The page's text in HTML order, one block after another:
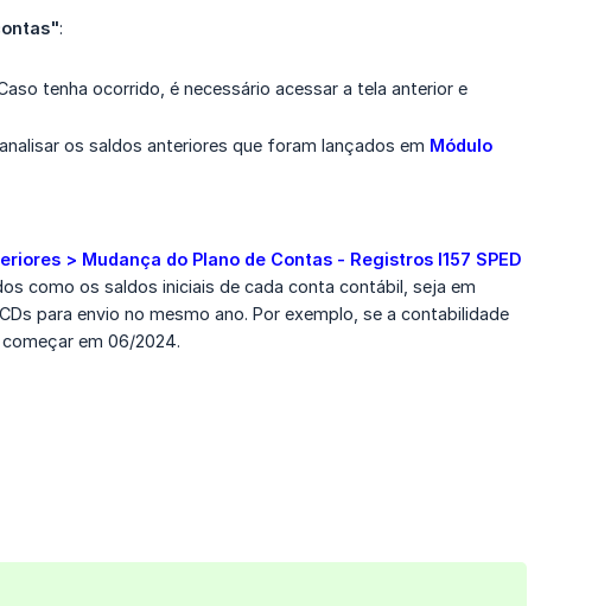
:
tenha ocorrido, é necessário acessar a tela anterior e
os saldos anteriores que foram lançados em Módulo
> Mudança do Plano de Contas - Registros I157 SPED
como os saldos iniciais de cada conta contábil, seja em
para envio no mesmo ano. Por exemplo, se a contabilidade
em 06/2024.